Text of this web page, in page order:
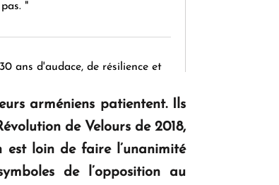
"
ans d'audace, de résilience et
hôtel Hyatt Regency
ouvrira ses portes à Dilijan
arméniens patientent. Ils
de Velours de 2018,
loin de faire l’unanimité
de l’opposition au